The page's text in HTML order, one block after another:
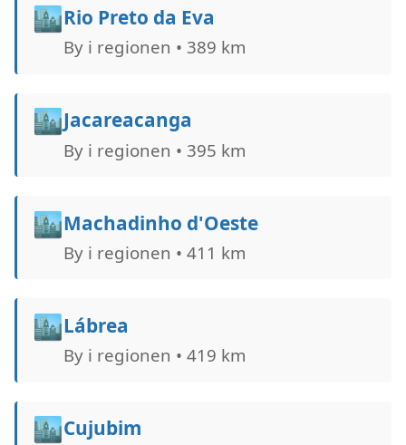
🏙️Rio Preto da Eva
By i regionen • 389 km
🏙️Jacareacanga
By i regionen • 395 km
🏙️Machadinho d'Oeste
By i regionen • 411 km
🏙️Lábrea
By i regionen • 419 km
🏙️Cujubim